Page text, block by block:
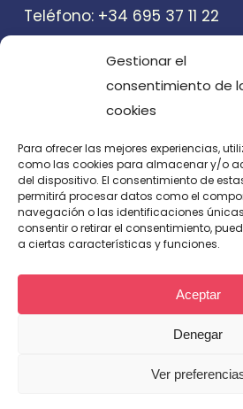
Gestionar el
consentimiento de
cookies
Para ofrecer las mejores experiencias,
como las cookies para almacenar y/o
del dispositivo. El consentimiento de
permitirá procesar datos como el
navegación o las identificaciones únicas
consentir o retirar el consentimiento,
a ciertas características y funciones.
Aceptar
Denegar
Ver
Teléfono: +34 695 37 11 22
© 2026 Juan Martínez Arce